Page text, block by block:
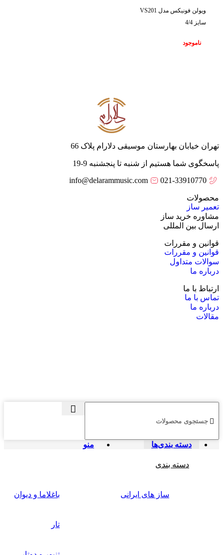
ویولن فونیکس مدل VS201
سایز 4/4
ناموجود
تهران خیابان بهارستان موسیقی دلارام پلاک 66
پاسخگوی شما هستیم از شنبه تا پنجشنبه 9-19
021-33910770
info@delarammusic.com
محصولات
تعمیر ساز
مشاوره خرید ساز
ارسال بین المللی
قوانین و مقررات
قوانین و مقررات
سوالات متداول
درباره ما
ارتباط با ما
تماس با ما
درباره ما
مقالات
منو دسته بندی‌ها
دسته بندی
ساز های ایرانی باغلاما و دیوان
تار